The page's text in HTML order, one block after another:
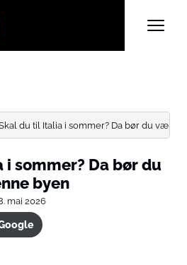
du til Italia i sommer? Da bør du være...
sommer? Da bør du
byen
mai 2026